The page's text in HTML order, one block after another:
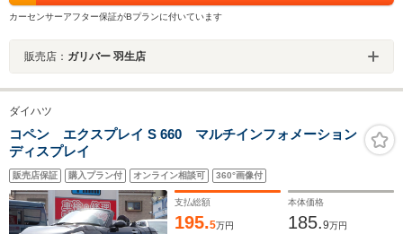
カーセンサーアフター保証がBプランに付いています
販売店： ガリバー 羽生店
ダイハツ
コペン エクスプレイ S 660 マルチインフォメーション
ディスプレイ
販売店保証 購入プラン付 オンライン相談可 360°画像付
支払総額
195.5万円
本体価格
185.9万円